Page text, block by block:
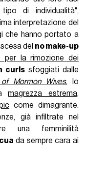
di individualità",
interpretazione del
che hanno portato a
del no make-up
per la rimozione dei
curls sfoggiati dalle
Mormon Wives, lo
magrezza estrema,
come dimagrante.
già infiltrate nel
una femminilità
da sempre cara ai